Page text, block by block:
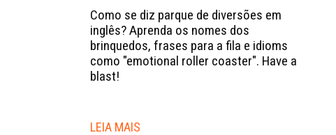
Como se diz parque de diversões em
inglês? Aprenda os nomes dos
brinquedos, frases para a fila e idioms
como "emotional roller coaster". Have a
blast!
LEIA MAIS